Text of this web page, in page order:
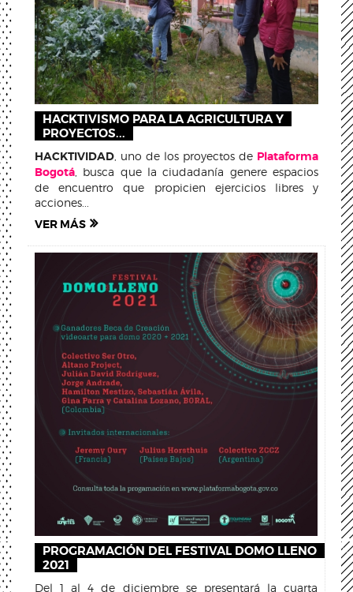
HACKTIVISMO PARA LA AGRICULTURA Y
PROYECTOS...
HACKTIVIDAD, uno de los proyectos de Plataforma
Bogotá, busca que la ciudadanía genere espacios
de encuentro que propicien ejercicios libres y
acciones...
VER MÁS
PROGRAMACIÓN DEL FESTIVAL DOMO LLENO
2021
Del 1 al 4 de diciembre se presentará la cuarta